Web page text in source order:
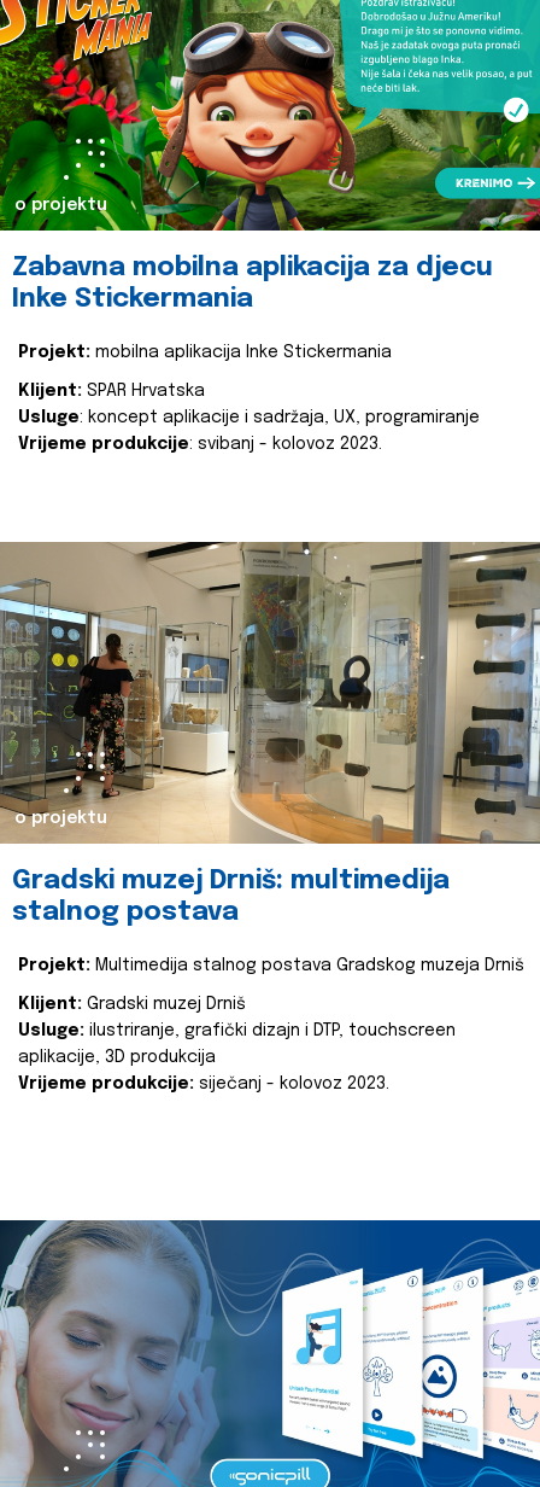
o projektu
Zabavna mobilna aplikacija za djecu
Inke Stickermania
Projekt: mobilna aplikacija Inke Stickermania
Klijent: SPAR Hrvatska
Usluge: koncept aplikacije i sadržaja, UX, programiranje
Vrijeme produkcije: svibanj - kolovoz 2023.
o projektu
Gradski muzej Drniš: multimedija
stalnog postava
Projekt: Multimedija stalnog postava Gradskog muzeja Drniš
Klijent: Gradski muzej Drniš
Usluge: ilustriranje, grafički dizajn i DTP, touchscreen
aplikacije, 3D produkcija
Vrijeme produkcije: siječanj - kolovoz 2023.